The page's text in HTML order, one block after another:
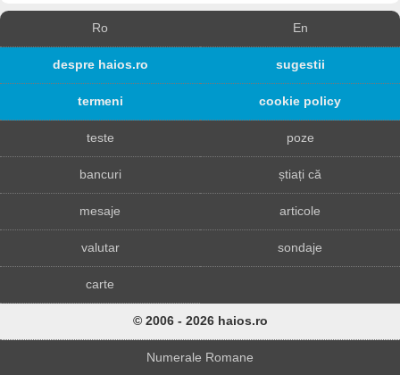
Ro En
despre haios.ro sugestii
termeni cookie policy
teste poze
bancuri știați că
mesaje articole
valutar sondaje
carte
© 2006 - 2026 haios.ro
Numerale Romane